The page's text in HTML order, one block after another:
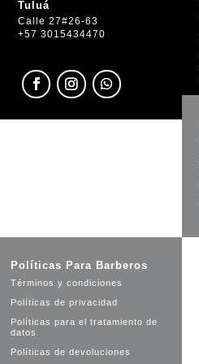
Tuluá
Calle 27#26-63
+57 3015434470
Políticas Para Barberos
Términos y condiciones
Políticas de privacidad
Políticas para el tratamiento de
datos
Políticas de devoluciones